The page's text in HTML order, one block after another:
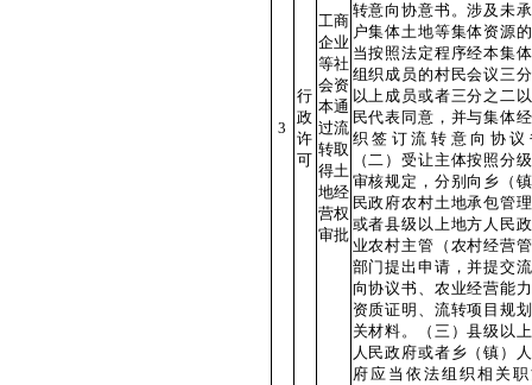
3
行
政
许
可
工商
企业
等社
会资
本通
过流
转取
得土
地经
营权
审批
转意向协意书。涉及未
户集体土地等集体资源
当按照法定程序经本集
组织成员的村民会议三
以上成员或者三分之二
民代表同意，并与集体
织签订流转意向协议
（二）受让主体按照分
审核规定，分别向乡（
民政府农村土地承包管
或者县级以上地方人民
业农村主管（农村经营
部门提出申请，并提交
向协议书、农业经营能
资质证明、流转项目规
关材料。（三）县级以
人民政府或者乡（镇）
府应当依法组织相关